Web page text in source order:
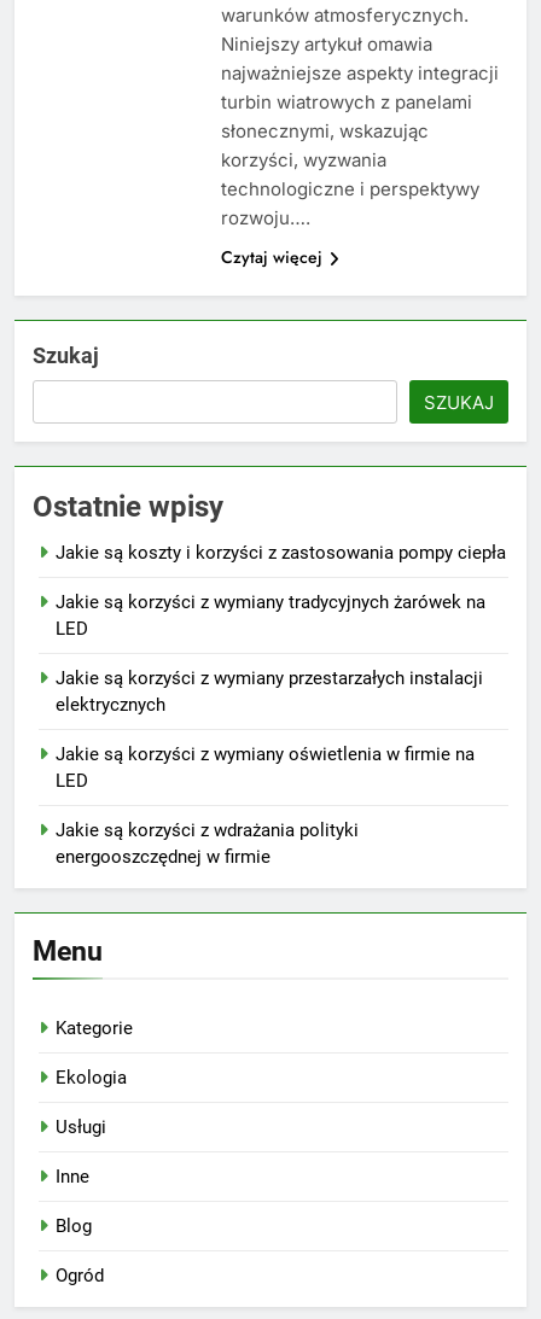
warunków atmosferycznych.
Niniejszy artykuł omawia
najważniejsze aspekty integracji
turbin wiatrowych z panelami
słonecznymi, wskazując
korzyści, wyzwania
technologiczne i perspektywy
rozwoju….
Czytaj więcej
Szukaj
SZUKAJ
Ostatnie wpisy
Jakie są koszty i korzyści z zastosowania pompy ciepła
Jakie są korzyści z wymiany tradycyjnych żarówek na
LED
Jakie są korzyści z wymiany przestarzałych instalacji
elektrycznych
Jakie są korzyści z wymiany oświetlenia w firmie na
LED
Jakie są korzyści z wdrażania polityki
energooszczędnej w firmie
Menu
Kategorie
Ekologia
Usługi
Inne
Blog
Ogród